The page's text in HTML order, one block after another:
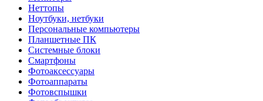
Неттопы
Ноутбуки, нетбуки
Персональные компьютеры
Планшетные ПК
Системные блоки
Смартфоны
Фотоаксессуары
Фотоаппараты
Фотовспышки